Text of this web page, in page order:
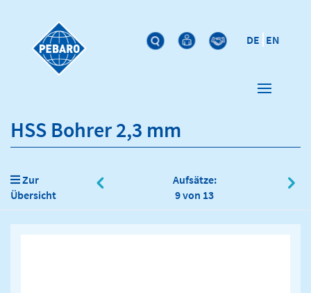
DE EN
HSS Bohrer 2,3 mm
Zur
Übersicht
Aufsätze:
9 von 13